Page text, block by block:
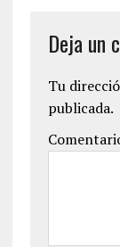
Deja un
Tu
publicada.